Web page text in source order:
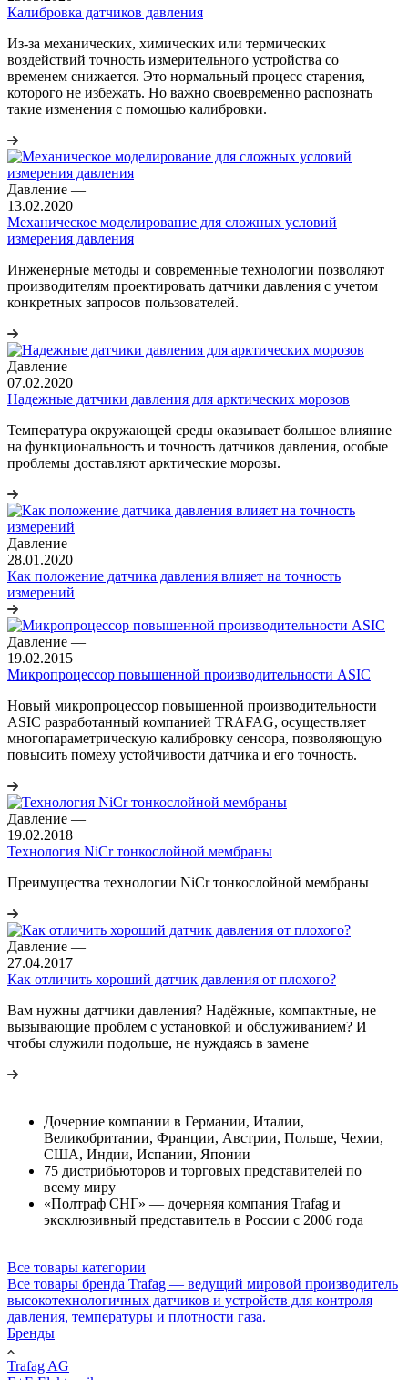
Калибровка датчиков давления
Из-за механических, химических или термических
воздействий точность измерительного устройства со
временем снижается. Это нормальный процесс старения,
которого не избежать. Но важно своевременно распознать
такие изменения с помощью калибровки.
Давление —
13.02.2020
Механическое моделирование для сложных условий
измерения давления
Инженерные методы и современные технологии позволяют
производителям проектировать датчики давления с учетом
конкретных запросов пользователей.
Давление —
07.02.2020
Надежные датчики давления для арктических морозов
Температура окружающей среды оказывает большое влияние
на функциональность и точность датчиков давления, особые
проблемы доставляют арктические морозы.
Давление —
28.01.2020
Как положение датчика давления влияет на точность
измерений
Давление —
19.02.2015
Микропроцессор повышенной производительности ASIC
Новый микропроцессор повышенной производительности
ASIC разработанный компанией TRAFAG, осуществляет
многопараметрическую калибровку сенсора, позволяющую
повысить помеху устойчивости датчика и его точность.
Давление —
19.02.2018
Технология NiCr тонкослойной мембраны
Преимущества технологии NiCr тонкослойной мембраны
Давление —
27.04.2017
Как отличить хороший датчик давления от плохого?
Вам нужны датчики давления? Надёжные, компактные, не
вызывающие проблем с установкой и обслуживанием? И
чтобы служили подольше, не нуждаясь в замене
Дочерние компании в Германии, Италии,
Великобритании, Франции, Австрии, Польше, Чехии,
США, Индии, Испании, Японии
75 дистрибьюторов и торговых представителей по
всему миру
«Полтраф СНГ» — дочерняя компания Trafag и
эксклюзивный представитель в России с 2006 года
Все товары категории
Все товары бренда Trafag — ведущий мировой производитель
высокотехнологичных датчиков и устройств для контроля
давления, температуры и плотности газа.
Бренды
Trafag AG